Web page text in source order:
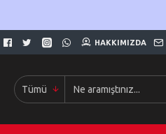
HAKKIMIZDA
Tümü